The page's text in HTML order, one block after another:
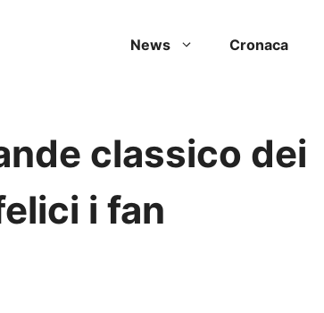
News Cronaca
classico dei
i fan